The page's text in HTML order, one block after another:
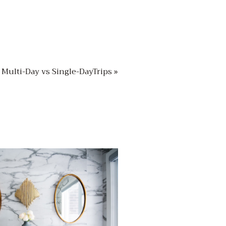
Multi-Day vs Single-DayTrips »